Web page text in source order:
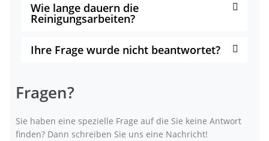
Wie lange dauern die
Reinigungsarbeiten?
Ihre Frage wurde nicht beantwortet?
Fragen?
Sie haben eine spezielle Frage auf die Sie keine Antwort
finden? Dann schreiben Sie uns eine Nachricht!